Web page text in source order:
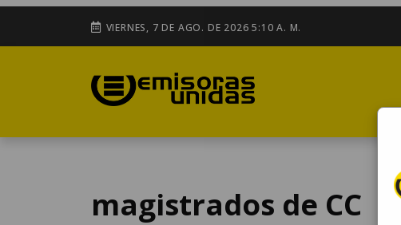
VIERNES, 7 DE AGO. DE 2026 5:10 A. M.
magistrados de CC